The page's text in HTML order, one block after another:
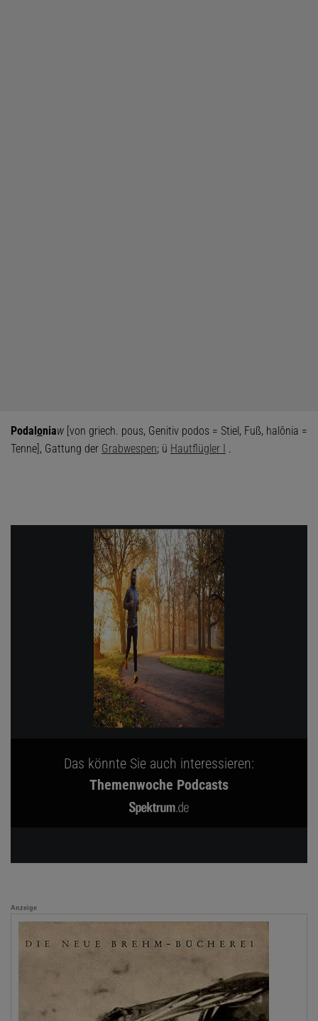
Podaloniaw [von griech. pous, Genitiv podos = Stiel, Fuß, halōnia =
Tenne], Gattung der Grabwespen; ü Hautflügler I .
Das könnte Sie auch interessieren:
Themenwoche Podcasts
Anzeige